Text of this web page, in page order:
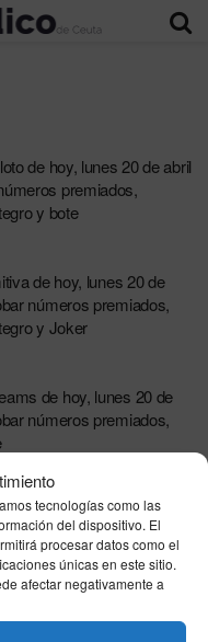
tecnologías como las
del dispositivo. El
procesar datos como el
únicas en este sitio.
afectar negativamente a
de hoy, lunes 20 de abril
premiados,
y bote
de hoy, lunes 20 de
números premiados,
y Joker
de hoy, lunes 20 de
números premiados,
de hoy, lunes 20 de abril
Diario y Super Once
de la ONCE del
Cupón Diario y Super